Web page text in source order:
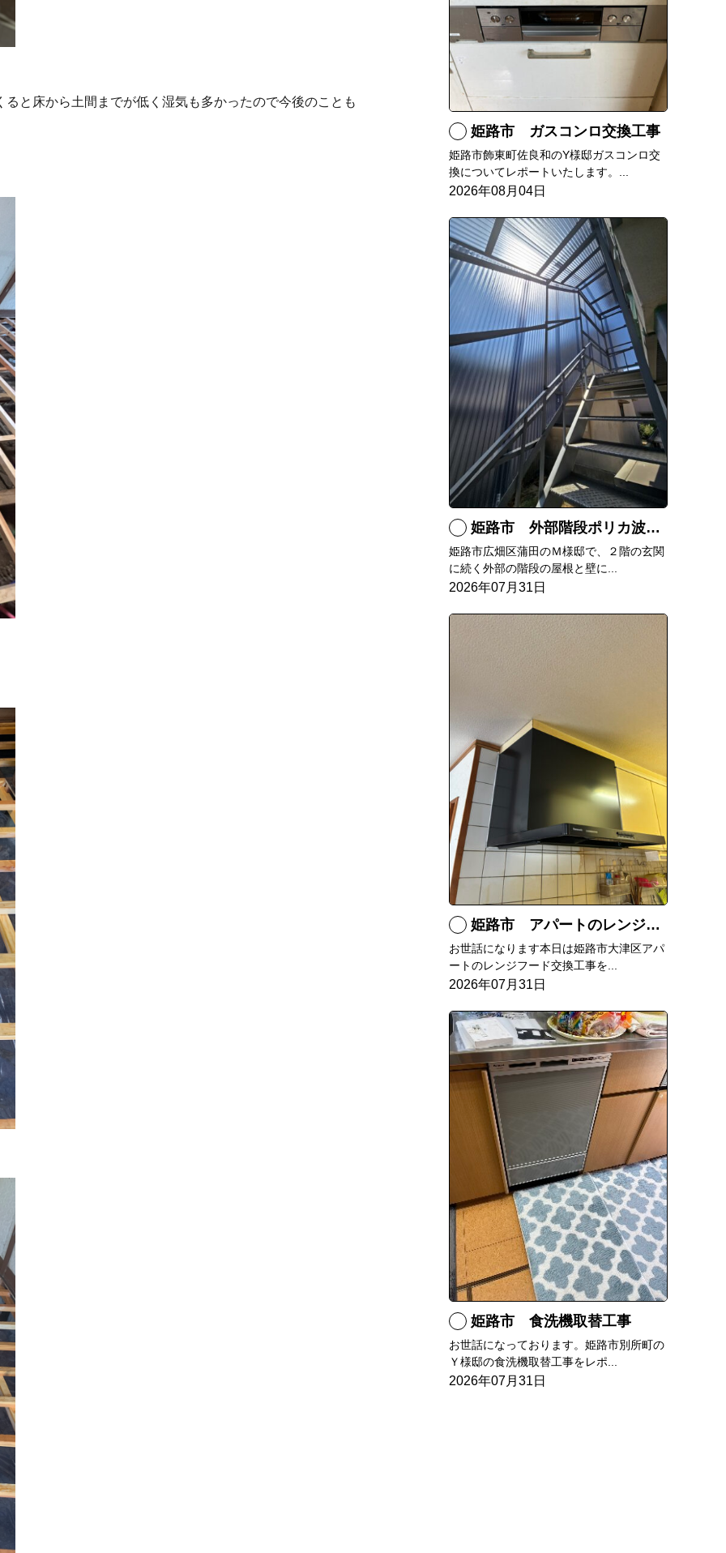
と床から土間までが低く湿気も多かったので今後のことも
姫路市 ガスコンロ交換工事
姫路市飾東町佐良和のY様邸ガスコンロ交
換についてレポートいたします。...
2026年08月04日
姫路市 外部階段ポリカ波板張替工事
姫路市広畑区蒲田のＭ様邸で、２階の玄関
に続く外部の階段の屋根と壁に...
2026年07月31日
姫路市 アパートのレンジフード交換
お世話になります本日は姫路市大津区アパ
ートのレンジフード交換工事を...
2026年07月31日
姫路市 食洗機取替工事
お世話になっております。姫路市別所町の
Ｙ様邸の食洗機取替工事をレポ...
2026年07月31日